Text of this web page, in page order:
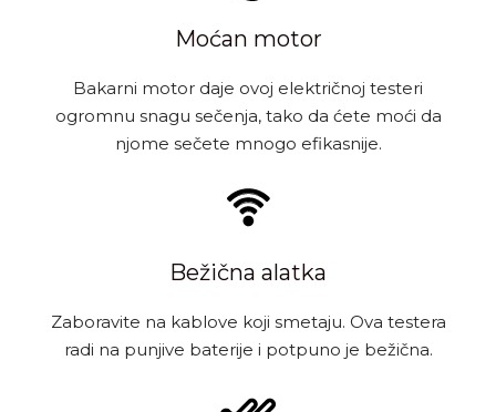
Moćan motor
Bakarni motor daje ovoj električnoj testeri
ogromnu snagu sečenja, tako da ćete moći da
njome sečete mnogo efikasnije.
Bežična alatka
Zaboravite na kablove koji smetaju. Ova testera
radi na punjive baterije i potpuno je bežična.